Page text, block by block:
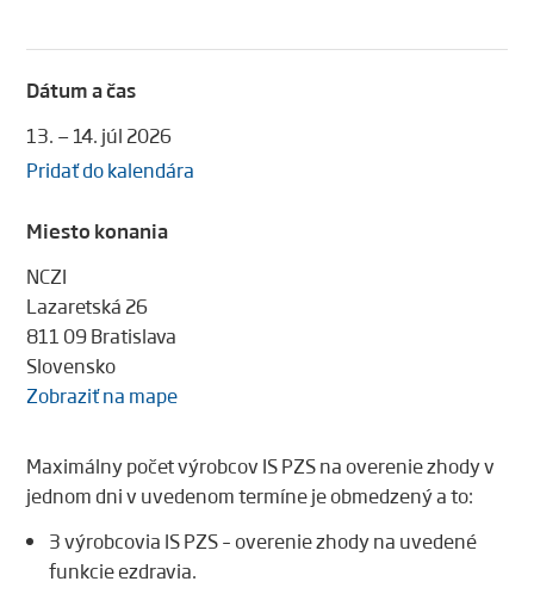
Dátum a čas
13. — 14. júl 2026
Pridať do kalendára
Miesto konania
NCZI
Lazaretská 26
811 09 Bratislava
Slovensko
Zobraziť na mape
Maximálny počet výrobcov IS PZS na overenie zhody v
jednom dni v uvedenom termíne je obmedzený a to:
3 výrobcovia IS PZS – overenie zhody na uvedené
funkcie ezdravia.